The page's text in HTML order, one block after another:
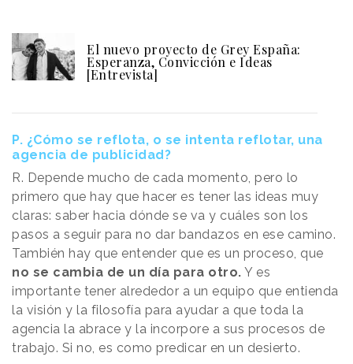
El nuevo proyecto de Grey España:
Esperanza, Convicción e Ideas
[Entrevista]
P. ¿Cómo se reflota, o se intenta reflotar, una
agencia de publicidad?
R. Depende mucho de cada momento, pero lo
primero que hay que hacer es tener las ideas muy
claras: saber hacia dónde se va y cuáles son los
pasos a seguir para no dar bandazos en ese camino.
También hay que entender que es un proceso, que
no se cambia de un día para otro. Y es
importante tener alrededor a un equipo que entienda
la visión y la filosofía para ayudar a que toda la
agencia la abrace y la incorpore a sus procesos de
trabajo. Si no, es como predicar en un desierto.